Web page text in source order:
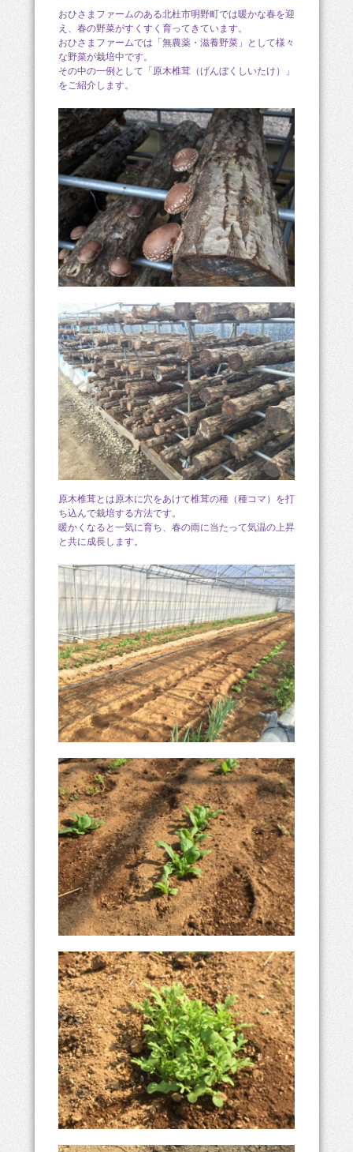
おひさまファームのある北杜市明野町では暖かな春を迎
え、春の野菜がすくすく育ってきています。
おひさまファームでは「無農薬・滋養野菜」として様々
な野菜が栽培中です。
その中の一例として「原木椎茸（げんぼくしいたけ）」
をご紹介します。
原木椎茸とは原木に穴をあけて椎茸の種（種コマ）を打
ち込んで栽培する方法です。
暖かくなると一気に育ち、春の雨に当たって気温の上昇
と共に成長します。